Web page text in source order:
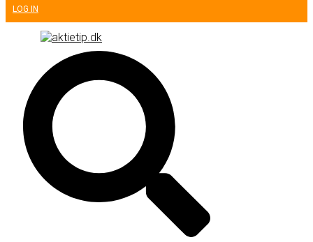
LOG IN